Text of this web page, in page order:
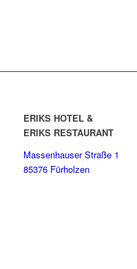
ERIKS HOTEL &
ERIKS RESTAURANT
Massenhauser Straße 1
85376 Fürholzen